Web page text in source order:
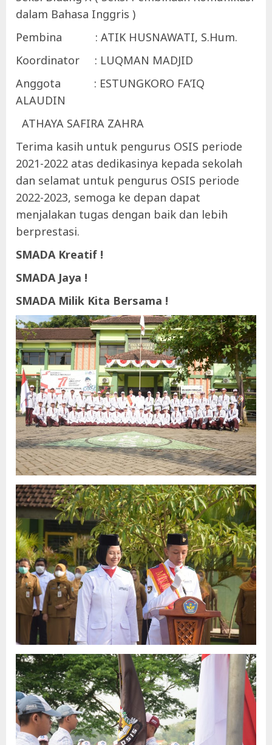
dalam Bahasa Inggris )
Pembina : ATIK HUSNAWATI, S.Hum.
Koordinator : LUQMAN MADJID
Anggota : ESTUNGKORO FA’IQ
ALAUDIN
ATHAYA SAFIRA ZAHRA
Terima kasih untuk pengurus OSIS periode
2021-2022 atas dedikasinya kepada sekolah
dan selamat untuk pengurus OSIS periode
2022-2023, semoga ke depan dapat
menjalakan tugas dengan baik dan lebih
berprestasi.
SMADA Kreatif !
SMADA Jaya !
SMADA Milik Kita Bersama !